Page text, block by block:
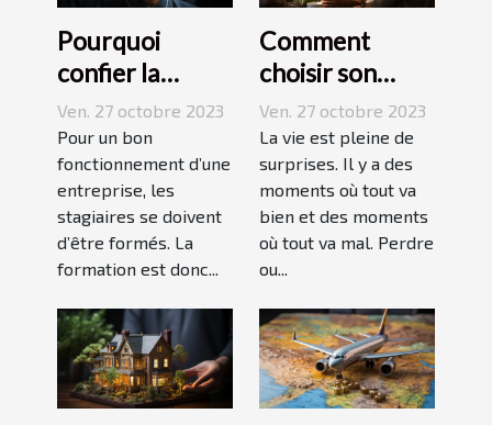
Pourquoi
confier la
formation de
ses stagiaires à
JP2A-Génèse ?
Ven. 27 octobre 2023
Pour un bon
fonctionnement d’une
entreprise, les
stagiaires se doivent
d’être formés. La
formation est donc...
Comment
choisir son
assurance
Dépendance ?
Ven. 27 octobre 2023
La vie est pleine de
surprises. Il y a des
moments où tout va
bien et des moments
où tout va mal. Perdre
ou...